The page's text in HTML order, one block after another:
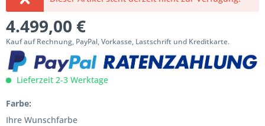
4.499,00 €
Kauf auf Rechnung, PayPal, Vorkasse, Lastschrift und Kreditkarte.
Lieferzeit 2-3 Werktage
Farbe:
Ihre Wunschfarbe